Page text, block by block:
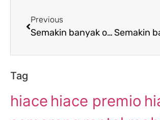
Previous
Semakin banyak orang yang menyukai penyewaan Hiace dari Semarang ke Pasuruan
Tag
hiace hiace premio